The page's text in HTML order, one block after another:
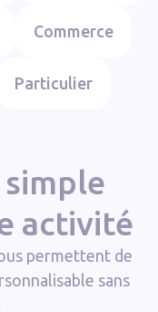
Commerce
Particulier
activité
permettent de
sans